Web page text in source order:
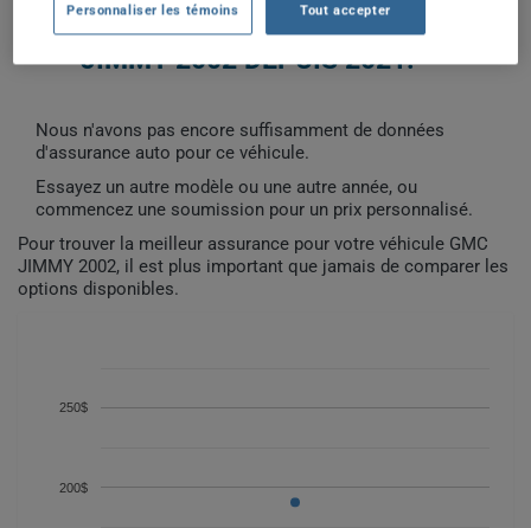
COÛTS D'ASSURANCE AUTO GMC
JIMMY 2002 DEPUIS 2021.
Nous n'avons pas encore suffisamment de données
d'assurance auto pour ce véhicule.
Essayez un autre modèle ou une autre année, ou
commencez une soumission pour un prix personnalisé.
Pour trouver la meilleur assurance pour votre véhicule GMC
JIMMY 2002, il est plus important que jamais de comparer les
options disponibles.
200$
250$
Personnaliser les témoins Tout accepter